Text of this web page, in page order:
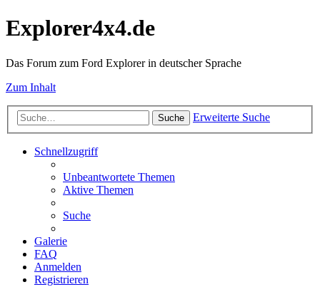
Explorer4x4.de
Das Forum zum Ford Explorer in deutscher Sprache
Zum Inhalt
Suche Erweiterte Suche
Schnellzugriff
Unbeantwortete Themen
Aktive Themen
Suche
Galerie
FAQ
Anmelden
Registrieren